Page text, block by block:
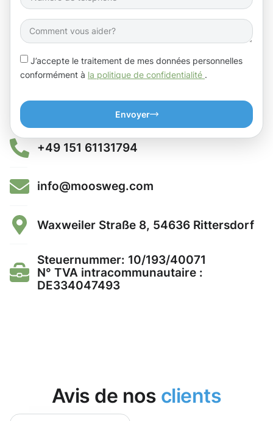
J’accepte le traitement de mes données personnelles
conformément à la politique de confidentialité .
Envoyer
+49 151 61131794
info@moosweg.com
Waxweiler Straße 8, 54636 Rittersdorf
Steuernummer: 10/193/40071
N° TVA intracommunautaire :
DE334047493
Avis de nos clients